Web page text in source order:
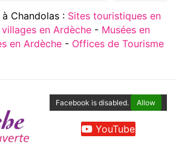
Chandolas : Sites touristiques en
en Ardèche - Musées en
en Ardèche - Offices de Tourisme
Facebook is disabled. Allow
YouTube